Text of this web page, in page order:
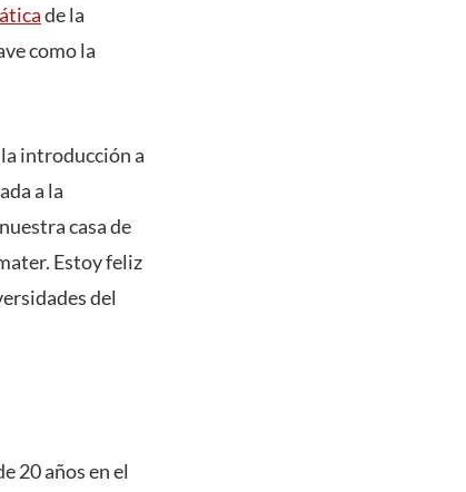
de la
como la
introducción a
a la
casa de
Estoy feliz
del
20 años en el